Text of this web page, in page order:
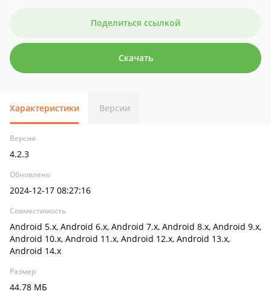
Поделиться ссылкой
Скачать
Характеристики Версии
Версия
4.2.3
Обновлено
2024-12-17 08:27:16
Совместимость
Android 5.x, Android 6.x, Android 7.x, Android 8.x, Android 9.x,
Android 10.x, Android 11.x, Android 12.x, Android 13.x,
Android 14.x
Размер
44.78 МБ